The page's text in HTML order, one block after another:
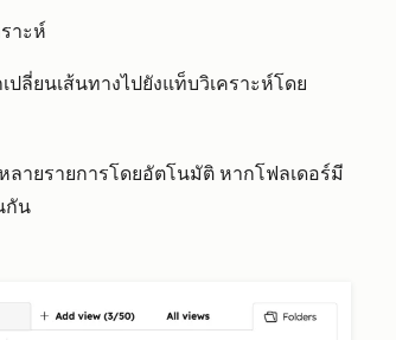
าะห์
ปลี่ยนเส้นทางไปยังแท็บวิเคราะห์โดย
ายรายการโดยอัตโนมัติ หากโฟลเดอร์มี
กัน